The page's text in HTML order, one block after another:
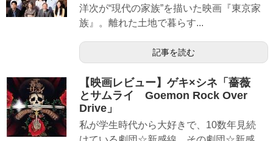
洋次が“現代の家族”を描いた映画『東京家
族』。離れた土地で暮らす...
記事を読む
【映画レビュー】ゲキ×シネ「薔薇
とサムライ Goemon Rock Over
Drive」
私が学生時代から大好きで、10数年見続